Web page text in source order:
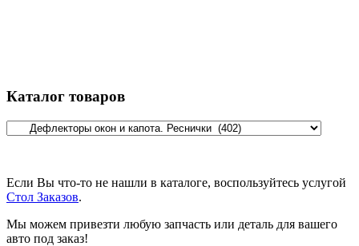
Каталог товаров
Если Вы что-то не нашли в каталоге, воспользуйтесь услугой
Стол Заказов.
Мы можем привезти любую запчасть или деталь для вашего
авто под заказ!